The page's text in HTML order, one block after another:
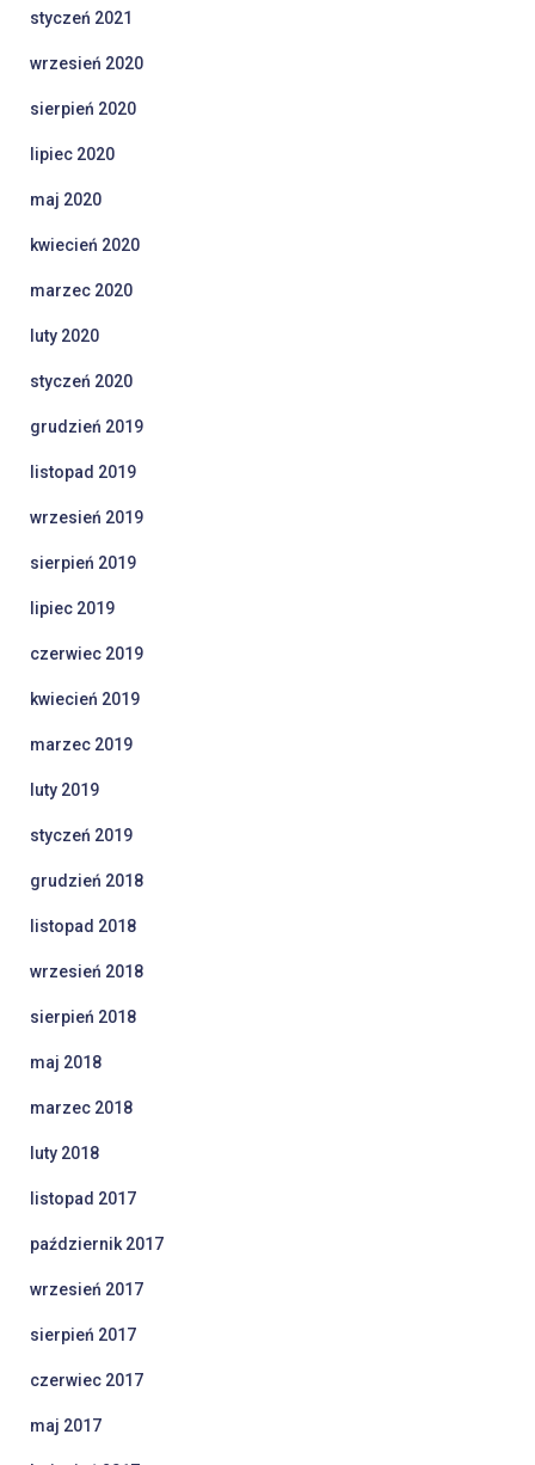
styczeń 2021
wrzesień 2020
sierpień 2020
lipiec 2020
maj 2020
kwiecień 2020
marzec 2020
luty 2020
styczeń 2020
grudzień 2019
listopad 2019
wrzesień 2019
sierpień 2019
lipiec 2019
czerwiec 2019
kwiecień 2019
marzec 2019
luty 2019
styczeń 2019
grudzień 2018
listopad 2018
wrzesień 2018
sierpień 2018
maj 2018
marzec 2018
luty 2018
listopad 2017
październik 2017
wrzesień 2017
sierpień 2017
czerwiec 2017
maj 2017